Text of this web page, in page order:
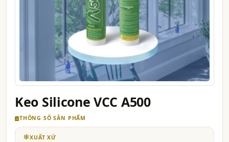
Keo Silicone VCC A500
THÔNG SỐ SẢN PHẨM
XUẤT XỨ